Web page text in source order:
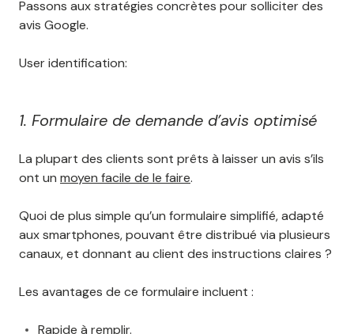
Passons aux stratégies concrètes pour solliciter des
avis Google.
User identification:
1. Formulaire de demande d’avis optimisé
La plupart des clients sont prêts à laisser un avis s’ils
ont un moyen facile de le faire.
Quoi de plus simple qu’un formulaire simplifié, adapté
aux smartphones, pouvant être distribué via plusieurs
canaux, et donnant au client des instructions claires ?
Les avantages de ce formulaire incluent :
Rapide à remplir.